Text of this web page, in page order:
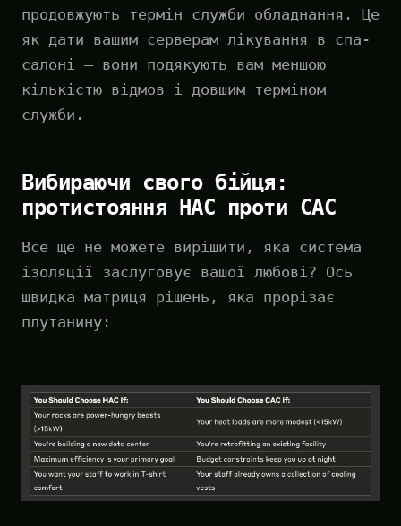
продовжують термін служби обладнання. Це
як дати вашим серверам лікування в спа-
салоні — вони подякують вам меншою
кількістю відмов і довшим терміном
служби.
Вибираючи свого бійця:
протистояння HAC проти CAC
Все ще не можете вирішити, яка система
ізоляції заслуговує вашої любові? Ось
швидка матриця рішень, яка прорізає
плутанину: